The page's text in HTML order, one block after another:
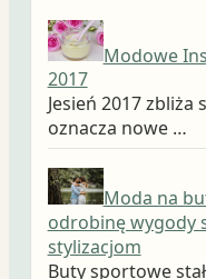
Modowe
2017
Jesień 2017
oznacza nowe …
Moda na
odrobinę wygody
stylizacjom
Buty sportowe